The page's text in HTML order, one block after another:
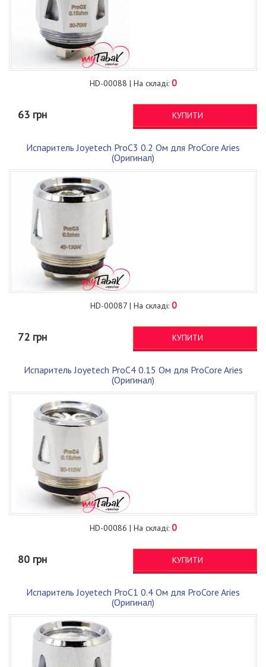
HD-00088 | На складі: 0
63 грн КУПИТИ
Испаритель Joyetech ProC3 0.2 Ом для ProCore Aries
(Оригинал)
HD-00087 | На складі: 0
72 грн КУПИТИ
Испаритель Joyetech ProC4 0.15 Ом для ProCore Aries
(Оригинал)
HD-00086 | На складі: 0
80 грн КУПИТИ
Испаритель Joyetech ProC1 0.4 Ом для ProCore Aries
(Оригинал)